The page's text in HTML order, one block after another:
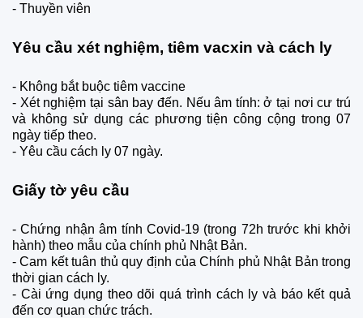
- Thuyền viên
Yêu cầu xét nghiệm, tiêm vacxin và cách ly
- Không bắt buộc tiêm vaccine
- Xét nghiệm tại sân bay đến. Nếu âm tính: ở tại nơi cư trú
và không sử dụng các phương tiện công cộng trong 07
ngày tiếp theo.
- Yêu cầu cách ly 07 ngày.
Giấy tờ yêu cầu
- Chứng nhận âm tính Covid-19 (trong 72h trước khi khởi
hành) theo mẫu của chính phủ Nhật Bản.
- Cam kết tuân thủ quy định của Chính phủ Nhật Bản trong
thời gian cách ly.
- Cài ứng dụng theo dõi quá trình cách ly và báo kết quả
đến cơ quan chức trách.